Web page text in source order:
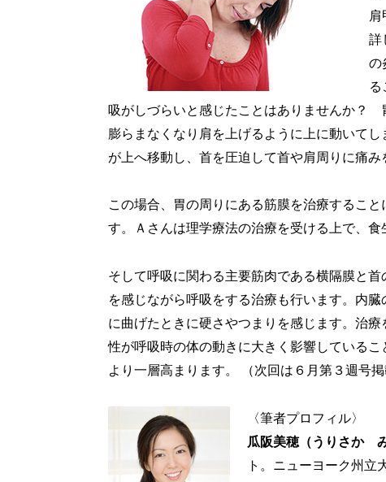
肩
詳
の
る
吸がしづらいと感じたことはありませんか？
膨らまなくなり肩を上げるように上に動いて
が上へ移動し、首を圧迫して首や肩周りに痛み
この場合、胃の周りにある筋膜を治療するこ
す。Ａさんは理学療法の治療を受ける上で、食
そして呼吸に関わる主要筋肉である横隔膜と
を感じながら呼吸をする治療も行います。内
に曲げたときに硬さやつまりを感じます。治
性が呼吸時の体の動きに大きく影響している
より一層高まります。 （次回は６月第３週号掲
〈筆者プロフィル〉
瓜阪美穂（うりさか み
ト。ニューヨーク州立